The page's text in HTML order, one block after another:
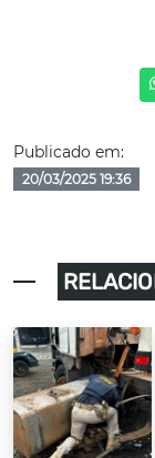
Publicado em:
20/03/2025 19:36